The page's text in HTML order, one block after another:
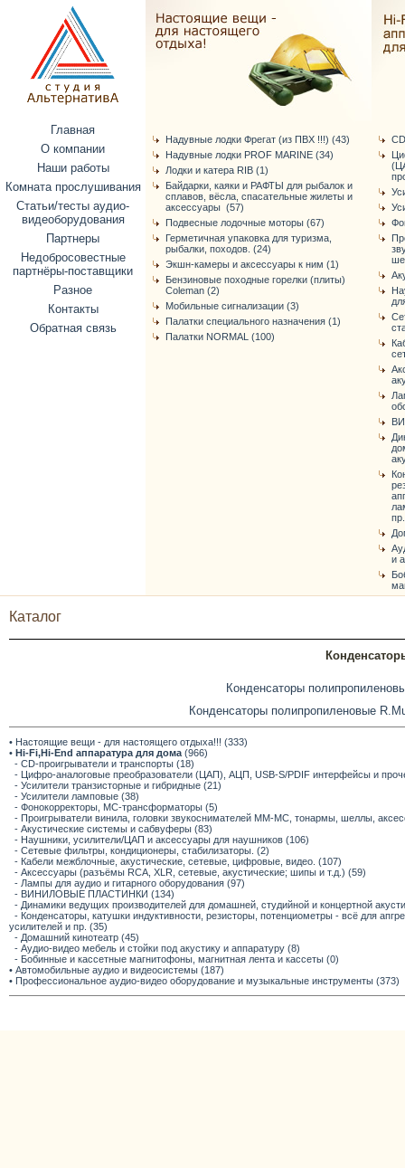
Главная
О компании
Наши работы
Комната прослушивания
Статьи/тесты аудио-
видеоборудования
Партнеры
Недобросовестные
партнёры-поставщики
Разное
Контакты
Обратная связь
Надувные лодки Фрегат (из ПВХ !!!) (43)
Надувные лодки PROF MARINE (34)
Лодки и катера RIB (1)
Байдарки, каяки и РАФТЫ для рыбалок и
сплавов, вёсла, спасательные жилеты и
аксессуары (57)
Подвесные лодочные моторы (67)
Герметичная упаковка для туризма,
рыбалки, походов. (24)
Экшн-камеры и аксессуары к ним (1)
Бензиновые походные горелки (плиты)
Coleman (2)
Мобильные сигнализации (3)
Палатки специального назначения (1)
Палатки NORMAL (100)
и
Каталог
Конденсаторы
Конденсаторы полипропиленовые
• Настоящие вещи - для настоящего отдыха!!! (333)
• Hi-Fi,Hi-End аппаратура для дома (966)
- CD-проигрыватели и транспорты (18)
- Цифро-аналоговые преобразователи (ЦАП), АЦП, USB-S/PDIF интерфейсы и
- Усилители транзисторные и гибридные (21)
- Усилители ламповые (38)
- Фонокорректоры, МС-трансформаторы (5)
- Проигрыватели винила, головки звукоснимателей ММ-МС, тонармы, шеллы,
- Акустические системы и сабвуферы (83)
- Наушники, усилители/ЦАП и аксессуары для наушников (106)
- Сетевые фильтры, кондиционеры, стабилизаторы. (2)
- Кабели межблочные, акустические, сетевые, цифровые, видео. (107)
- Аксессуары (разъёмы RCA, XLR, сетевые, акустические; шипы и т.д.) (59)
- Лампы для аудио и гитарного оборудования (97)
- ВИНИЛОВЫЕ ПЛАСТИНКИ (134)
- Динамики ведущих производителей для домашней, студийной и концертной
- Конденсаторы, катушки индуктивности, резисторы, потенциометры - всё для
усилителей и пр. (35)
- Домашний кинотеатр (45)
- Аудио-видео мебель и стойки под акустику и аппаратуру (8)
- Бобинные и кассетные магнитофоны, магнитная лента и кассеты (0)
• Автомобильные аудио и видеосистемы (187)
• Профессиональное аудио-видео оборудование и музыкальные инструменты (373)